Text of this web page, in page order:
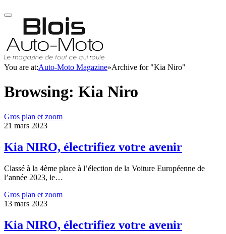
You are at:Auto-Moto Magazine»Archive for "Kia Niro"
Browsing: Kia Niro
Gros plan et zoom
21 mars 2023
Kia NIRO, électrifiez votre avenir
Classé à la 4ème place à l’élection de la Voiture Européenne de
l’année 2023, le…
Gros plan et zoom
13 mars 2023
Kia NIRO, électrifiez votre avenir